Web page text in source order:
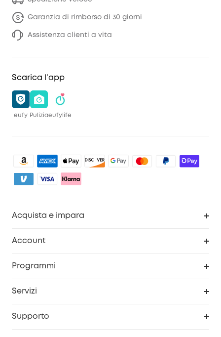
Garanzia di rimborso di 30 giorni
Assistenza clienti a vita
Scarica l'app
eufy Puliziaeufylife
Acquista e impara
Account
Programmi
Servizi
Supporto